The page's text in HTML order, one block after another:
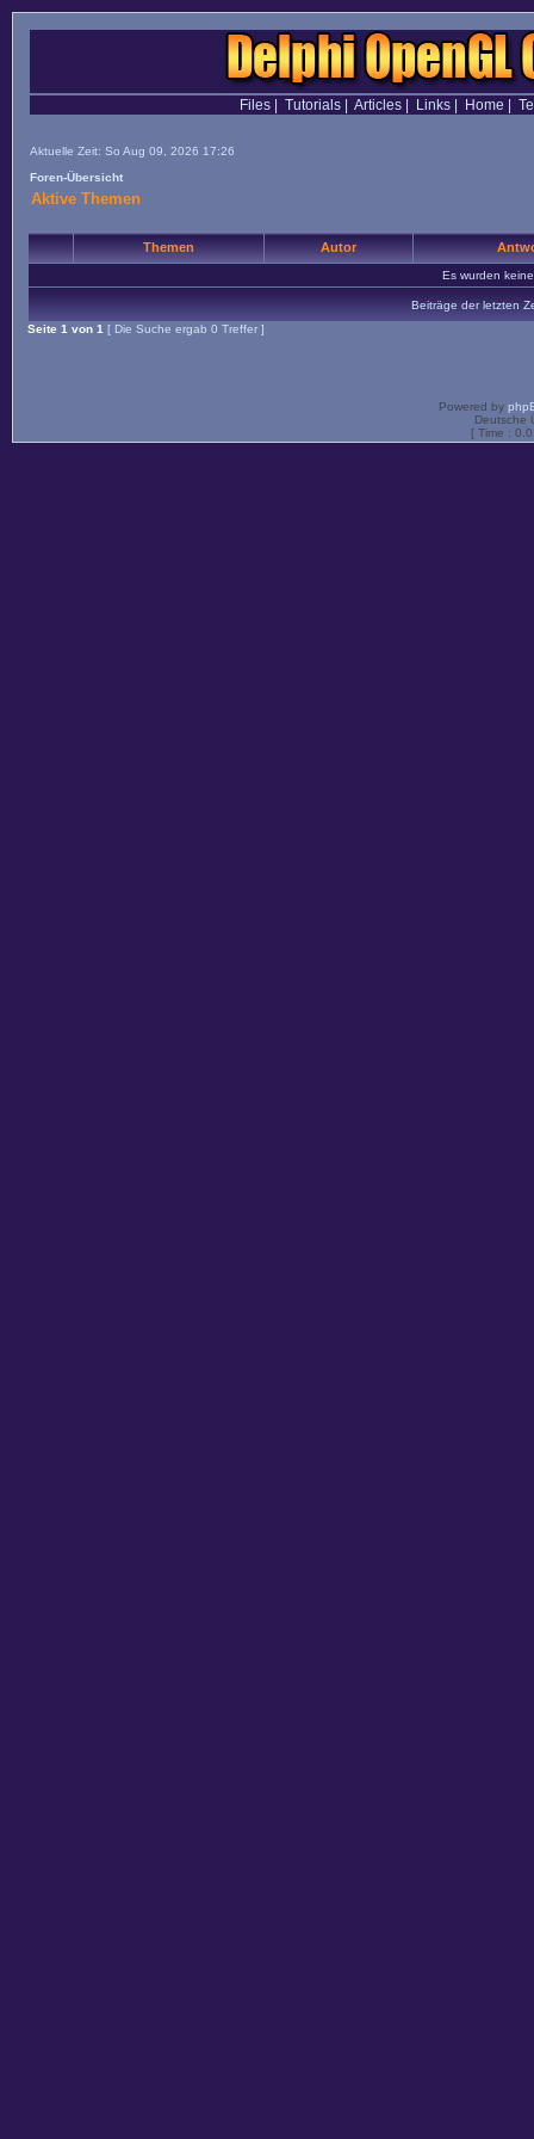
Files| Tutorials| Articles| Links| Home
Aktuelle Zeit: So Aug 09, 2026 17:26
Foren-Übersicht
Aktive Themen
Themen Autor
Es wurden
Beiträge der letzten
Seite 1 von 1 [ Die Suche ergab 0 Treffer ]
Powered by
Deutsche
[ Time :